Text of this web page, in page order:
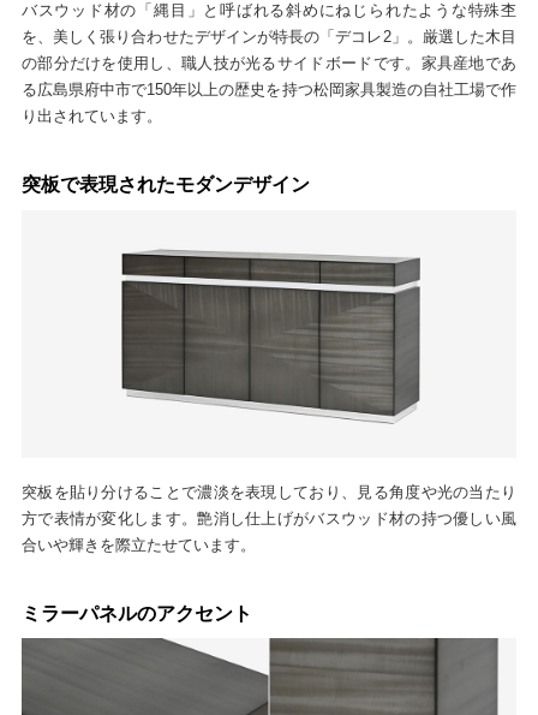
バスウッド材の「縄目」と呼ばれる斜めにねじられたような特殊杢
を、美しく張り合わせたデザインが特長の「デコレ2」。厳選した木目
の部分だけを使用し、職人技が光るサイドボードです。家具産地であ
る広島県府中市で150年以上の歴史を持つ松岡家具製造の自社工場で作
り出されています。
突板で表現されたモダンデザイン
突板を貼り分けることで濃淡を表現しており、見る角度や光の当たり
方で表情が変化します。艶消し仕上げがバスウッド材の持つ優しい風
合いや輝きを際立たせています。
ミラーパネルのアクセント